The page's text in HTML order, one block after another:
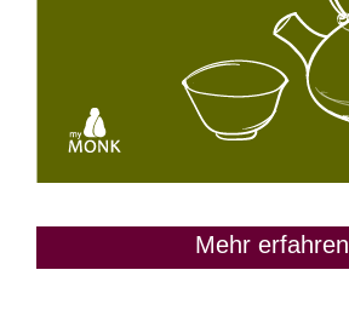
Mehr erfahren